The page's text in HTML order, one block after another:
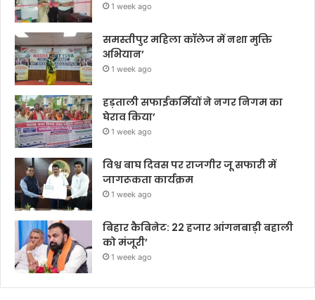
1 week ago
समस्तीपुर महिला कॉलेज में नशा मुक्ति
अभियान’
1 week ago
हड़ताली सफाईकर्मियों ने नगर निगम का
घेराव किया’
1 week ago
विश्व बाघ दिवस पर राजगीर जू सफारी में
जागरूकता कार्यक्रम
1 week ago
बिहार कैबिनेट: 22 हजार आंगनबाड़ी बहाली
को मंजूरी’
1 week ago